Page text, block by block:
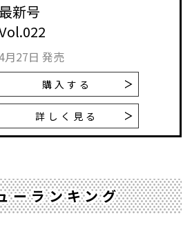
最新号
月27日 発売
購入する
詳しく見る
ーランキング